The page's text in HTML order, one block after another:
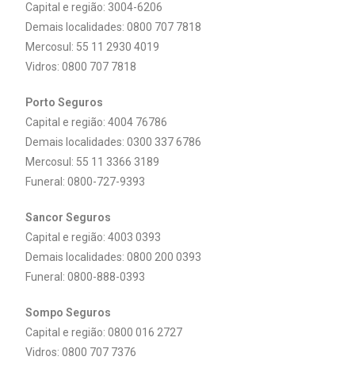
Capital e região: 3004-6206
Demais localidades: 0800 707 7818
Mercosul: 55 11 2930 4019
Vidros: 0800 707 7818
Porto Seguros
Capital e região: 4004 76786
Demais localidades: 0300 337 6786
Mercosul: 55 11 3366 3189
Funeral: 0800-727-9393
Sancor Seguros
Capital e região: 4003 0393
Demais localidades: 0800 200 0393
Funeral: 0800-888-0393
Sompo Seguros
Capital e região: 0800 016 2727
Vidros: 0800 707 7376